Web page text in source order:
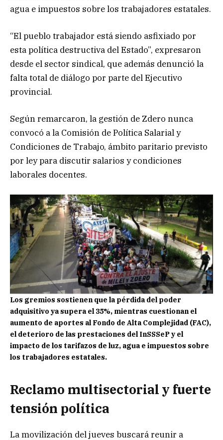
agua e impuestos sobre los trabajadores estatales.
“El pueblo trabajador está siendo asfixiado por
esta política destructiva del Estado”, expresaron
desde el sector sindical, que además denunció la
falta total de diálogo por parte del Ejecutivo
provincial.
Según remarcaron, la gestión de Zdero nunca
convocó a la Comisión de Política Salarial y
Condiciones de Trabajo, ámbito paritario previsto
por ley para discutir salarios y condiciones
laborales docentes.
Los gremios sostienen que la pérdida del poder
adquisitivo ya supera el 35%, mientras cuestionan el
aumento de aportes al Fondo de Alta Complejidad (FAC),
el deterioro de las prestaciones del InSSSeP y el
impacto de los tarifazos de luz, agua e impuestos sobre
los trabajadores estatales.
Reclamo multisectorial y fuerte
tensión política
La movilización del jueves buscará reunir a